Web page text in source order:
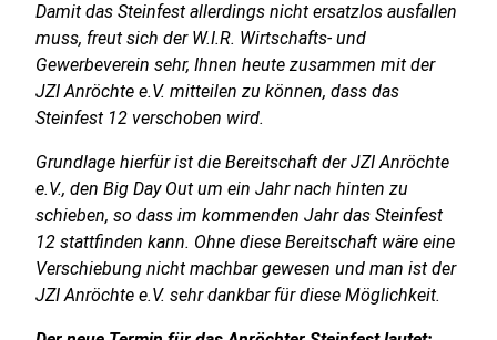
Damit das Steinfest allerdings nicht ersatzlos ausfallen
muss, freut sich der W.I.R. Wirtschafts- und
Gewerbeverein sehr, Ihnen heute zusammen mit der
JZI Anröchte e.V. mitteilen zu können, dass das
Steinfest 12 verschoben wird.
Grundlage hierfür ist die Bereitschaft der JZI Anröchte
e.V., den Big Day Out um ein Jahr nach hinten zu
schieben, so dass im kommenden Jahr das Steinfest
12 stattfinden kann. Ohne diese Bereitschaft wäre eine
Verschiebung nicht machbar gewesen und man ist der
JZI Anröchte e.V. sehr dankbar für diese Möglichkeit.